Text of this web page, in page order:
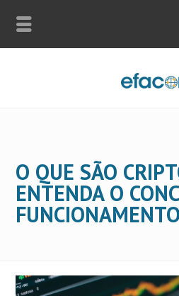
O QUE SÃO
ENTENDA O
FUNCIONAMENTO